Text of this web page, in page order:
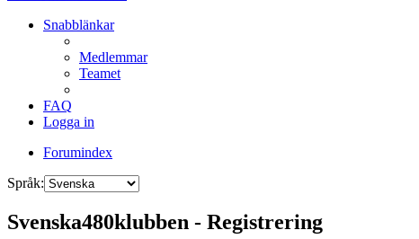
Snabblänkar
Medlemmar
Teamet
FAQ
Logga in
Forumindex
Språk:
Svenska480klubben - Registrering